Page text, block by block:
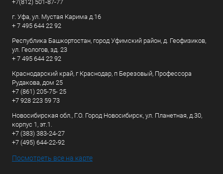
+7(812) 501-87-77
г. Уфа, ул. Мустая Карима д.16
+ 7 495 644 22 92
Республика Башкортостан, город Уфимский район, д. Геофизиков,
ул. Геологов, зд. 23
+ 7 495 644 22 92
Краснодарский край, г Краснодар, п Березовый, Профессора
Рудакова, дом 25
+7 (861) 205-75- 25
+7 928 223 59 73
Новосибирская обл., Г.О. Город Новосибирск, ул. Планетная, д.30,
корпус 1, эт.1.
+7 (383) 383-24-27
+7 (495) 644-22-92
Посмотреть все на карте